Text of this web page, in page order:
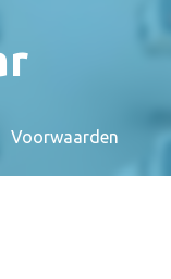
Voorwaarden